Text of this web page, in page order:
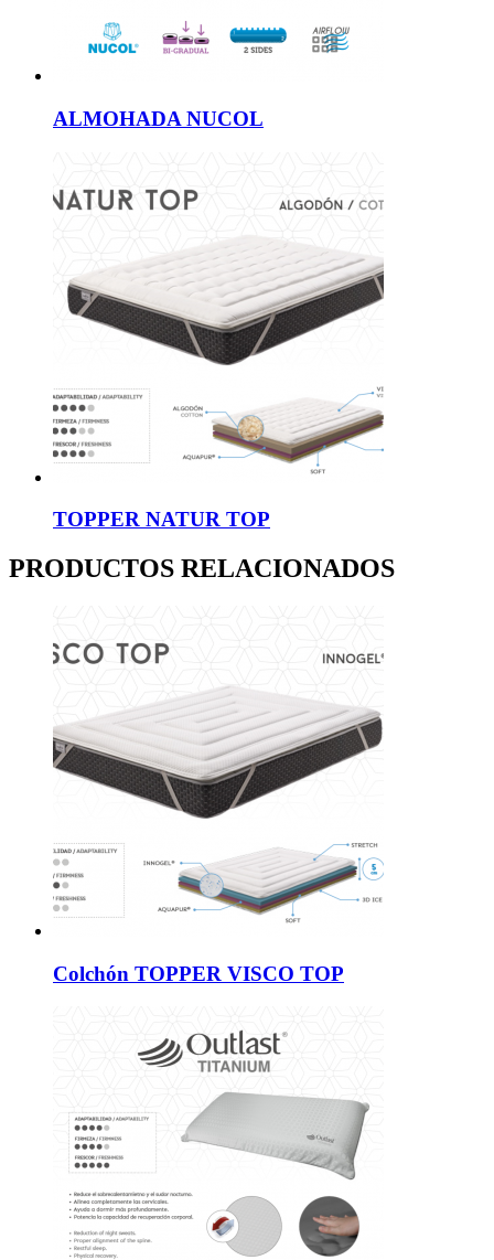
ALMOHADA NUCOL
TOPPER NATUR TOP
PRODUCTOS RELACIONADOS
Colchón TOPPER VISCO TOP